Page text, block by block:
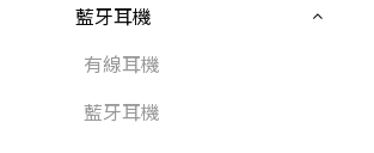
藍牙耳機
有線耳機
藍牙耳機